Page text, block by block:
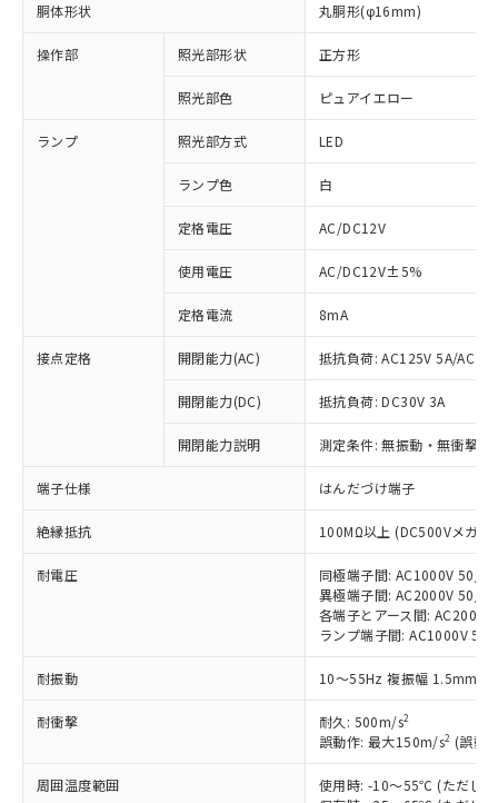
胴体形状 丸胴形(φ16mm)
操作部 照光部形状 正方形
照光部色 ピュアイエロー
ランプ 照光部方式 LED
ランプ色 白
定格電圧 AC/DC12V
使用電圧 AC/DC12V±5%
定格電流 8mA
接点定格 開閉能力(AC) 抵抗負荷: AC125V 5A/
開閉能力(DC) 抵抗負荷: DC30V 3A
開閉能力説明 測定条件: 無振動・無衝撃
端子仕様 はんだづけ端子
絶縁抵抗 100MΩ以上 (DC500Vメガ)
耐電圧
同極端子間: AC1000V 50/
異極端子間: AC2000V 50/
各端子とアース間:
ランプ端子間: AC1000V
耐振動 10～55Hz 複振幅 1.5mm (
耐衝撃 耐久: 500m/s2
誤動作: 最大150m/s2 (誤動
周囲温度範囲
使用時: -10～55℃ (ただし
以下の条件をお読みいただき、同意のうえ
本サービスは、当社制御機器事業取扱
商品の当社在庫状況および標準価格
(税抜)を提供させていただくもので
当社制御機器事業取扱商品の中には、
※1 対応状況
対応済み：EU RoHS指令（10物質）の
非含有に対応した製品が提供可能な商品で
す。
対応予定：EU RoHS指令（10物質）の非含
有に対応した製品に切り替える予定のある
対応予定なし：EU RoHS指令（10物質）の
非含有に非対応の商品で、対応品を出す予
調査・確認中：EU RoHS指令（10物質）の
非含有の対応状況を調査中または確認中の
非該当品：ライセンス料など無形物で、有
害物質有無と関係のない商品です。
「○」：最大均質材料含有率が中国RoHSの
基準値以下であることを示します。